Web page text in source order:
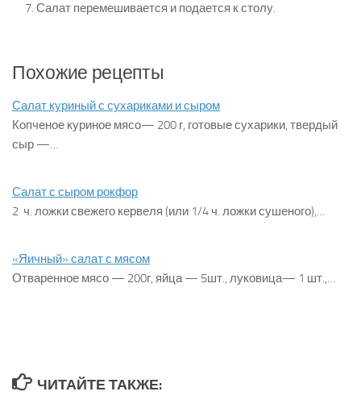
Салат перемешивается и подается к столу.
Похожие рецепты
Салат куриный с сухариками и сыром
Копченое куриное мясо— 200 г, готовые сухарики, твердый
сыр —…
Салат с сыром рокфор
2 ч. ложки свежего кервеля (или 1/4 ч. ложки сушеного),…
«Яичный» салат с мясом
Отваренное мясо — 200г, яйца — 5шт., луковица— 1 шт.,…
ЧИТАЙТЕ ТАКЖЕ: